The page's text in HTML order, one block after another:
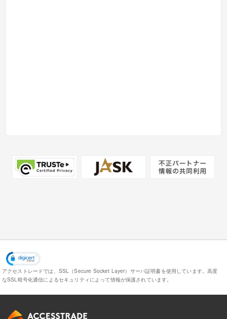
アクセストレードでは、SSL（Secure Socket Layer）サーバ証明書を使用しています。高度
なSSL暗号化通信によるセキュリティによって情報が保護されています。